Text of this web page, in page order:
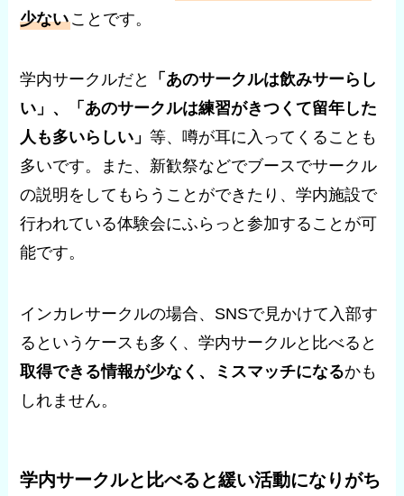
少ないことです。
学内サークルだと
「あのサークルは飲みサーらし
い」、「あのサークルは練習がきつくて留年した
人も多いらしい」等、噂が耳に入ってくることも
多いです。また、新歓祭などでブースでサークル
の説明をしてもらうことができたり、学内施設で
行われている体験会にふらっと参加することが可
能です。
インカレサークルの場合、SNSで見かけて入部す
るというケースも多く、学内サークルと比べると
取得できる情報が少なく、ミスマッチになるかも
しれません。
学内サークルと比べると緩い活動になりがち